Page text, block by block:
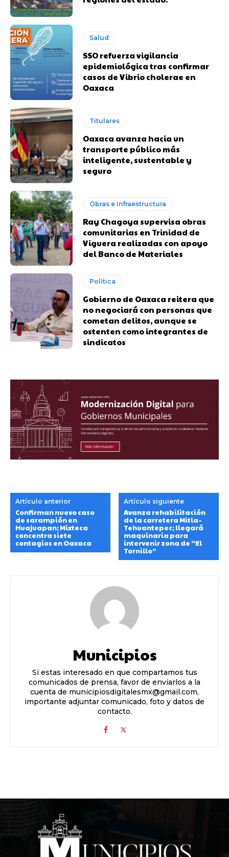
Salud
SSO refuerza vigilancia
epidemiológica tras confirmar
casos de Vibrio cholerae en
Oaxaca
Titulares
Oaxaca avanza hacia un
transporte público más
inteligente, sustentable y
seguro
Obras e Infraestructura
Ray Chagoya supervisa obras
comunitarias en Trinidad de
Viguera realizadas con apoyo
del Banco de Materiales
Política
Gobierno de Oaxaca reitera que
no negociará con personas que
cometan delitos, aunque se
ostenten como integrantes de
sindicatos
Artículo anterior
Confirman nuevo caso
de sarampión en
Huajuapan; Mixteca
concentra siete
contagios en Oaxaca
Artículo siguiente
Avanza rehabilitación
de la carretera Mitla–
Tehuantepec; llegará
maquinaria para
intervenir zona de “El
Tornillo”
Municipios
Si estas interesado en que compartamos tus
comunicados de prensa, favor de enviarlos a la
cuenta de municipiosdigitalesmx@gmail.com,
importante adjuntar comunicado, foto y datos de
contacto.